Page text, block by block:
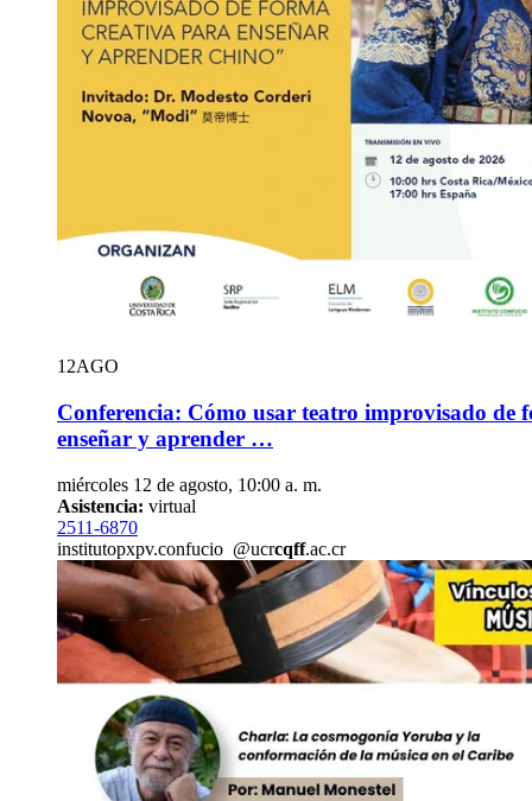
12AGO
Conferencia: Cómo usar teatro improvisado de
enseñar y aprender …
miércoles 12 de agosto, 10:00 a. m.
Asistencia: virtual
2511-6870
institutopxpv.confucio @ucrcqff.ac.cr